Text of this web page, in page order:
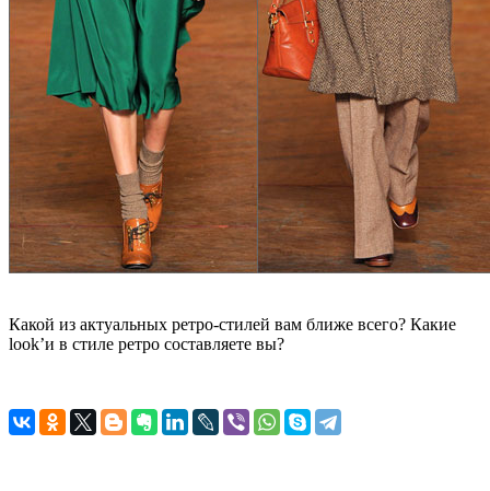
Какой из актуальных ретро-стилей вам ближе всего? Какие
look’и в стиле ретро составляете вы?